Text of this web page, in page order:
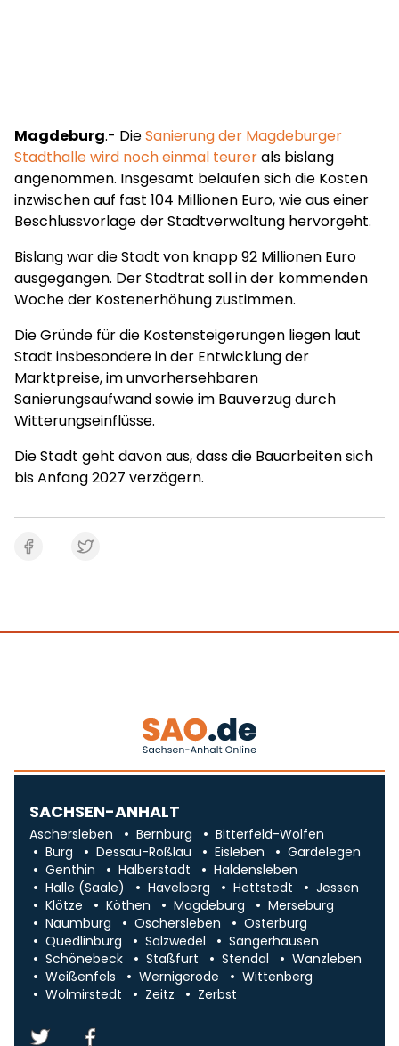
Magdeburg.- DieSanierung der Magdeburger
Stadthalle wird noch einmal teurerals bislang
angenommen. Insgesamt belaufen sich die Kosten
inzwischen auf fast 104 Millionen Euro, wie aus einer
Beschlussvorlage der Stadtverwaltung hervorgeht.
Bislang war die Stadt von knapp 92 Millionen Euro
ausgegangen. Der Stadtrat soll in der kommenden
Woche der Kostenerhöhung zustimmen.
Die Gründe für die Kostensteigerungen liegen laut
Stadt insbesondere in der Entwicklung der
Marktpreise, im unvorhersehbaren
Sanierungsaufwand sowie im Bauverzug durch
Witterungseinflüsse.
Die Stadt geht davon aus, dass die Bauarbeiten sich
bis Anfang 2027 verzögern.
SACHSEN-ANHALT
Aschersleben Bernburg
Bitterfeld-Wolfen
Burg
Dessau-Roßlau Eisleben
Gardelegen
Genthin
Halberstadt
Haldensleben
Halle (Saale)
Havelberg Hettstedt
Jessen
Klötze
Köthen Magdeburg
Merseburg
Naumburg
Oschersleben
Osterburg
Quedlinburg
Salzwedel
Sangerhausen
Schönebeck
Staßfurt Stendal
Wanzleben
Weißenfels
Wernigerode
Wittenberg
Wolmirstedt
Zeitz Zerbst